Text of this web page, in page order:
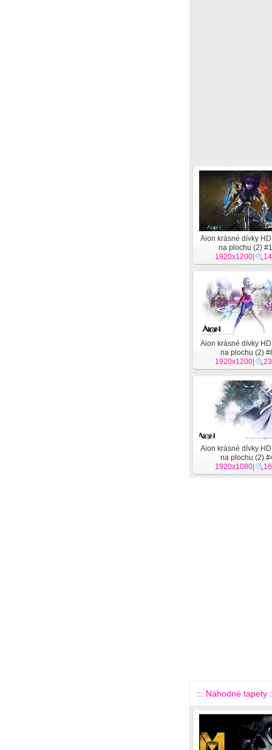
Aion krásné dívky
na plochu (2)
1920x1200
Aion krásné dívky
na plochu (2)
1920x1200
Aion krásné dívky
na plochu (2)
1920x1080
::: Náhodné tapety